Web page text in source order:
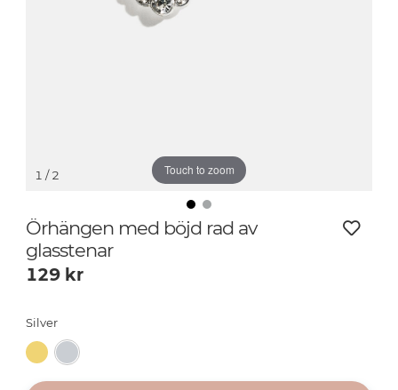
Touch to zoom
1 / 2
Örhängen med böjd rad av
glasstenar
129 kr
Silver